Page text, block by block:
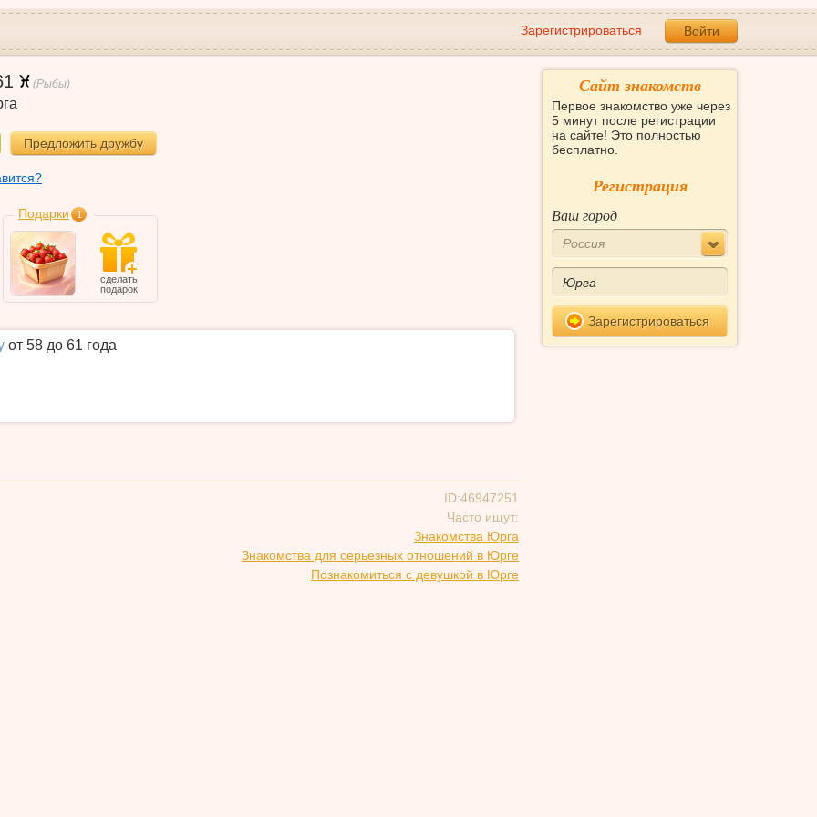
Зарегистрироваться Войти
(Рыбы)
Предложить дружбу
Подарки 1
сделать
подарок
от 58 до 61 года
ID:46947251
Часто ищут:
Знакомства Юрга
Знакомства для серьезных отношений в Юрге
Познакомиться с девушкой в Юрге
Сайт знакомств
Первое знакомство уже через
5 минут после регистрации
на сайте! Это полностью
бесплатно.
Регистрация
Ваш город
Россия
Зарегистрироваться